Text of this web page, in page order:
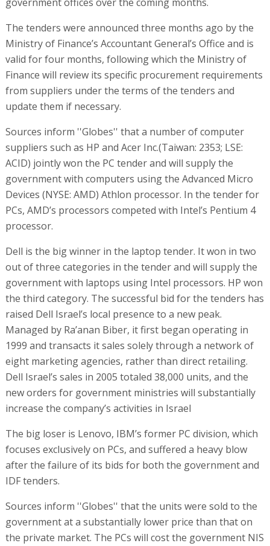
The tenders were announced three months ago by the
Ministry of Finance’s Accountant General’s Office and is
valid for four months, following which the Ministry of
Finance will review its specific procurement requirements
from suppliers under the terms of the tenders and
update them if necessary.
Sources inform ''Globes'' that a number of computer
suppliers such as HP and Acer Inc.(Taiwan: 2353; LSE:
ACID) jointly won the PC tender and will supply the
government with computers using the Advanced Micro
Devices (NYSE: AMD) Athlon processor. In the tender for
PCs, AMD’s processors competed with Intel’s Pentium 4
processor.
Dell is the big winner in the laptop tender. It won in two
out of three categories in the tender and will supply the
government with laptops using Intel processors. HP won
the third category. The successful bid for the tenders has
raised Dell Israel’s local presence to a new peak.
Managed by Ra’anan Biber, it first began operating in
1999 and transacts it sales solely through a network of
eight marketing agencies, rather than direct retailing.
Dell Israel’s sales in 2005 totaled 38,000 units, and the
new orders for government ministries will substantially
increase the company’s activities in Israel
The big loser is Lenovo, IBM’s former PC division, which
focuses exclusively on PCs, and suffered a heavy blow
after the failure of its bids for both the government and
IDF tenders.
Sources inform ''Globes'' that the units were sold to the
government at a substantially lower price than that on
the private market. The PCs will cost the government NIS